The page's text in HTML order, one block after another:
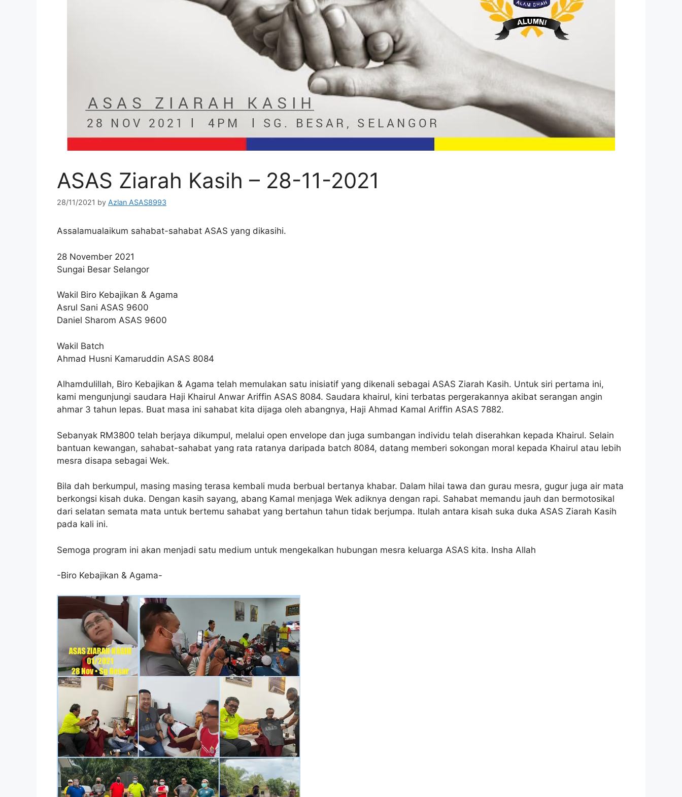
ASAS Ziarah Kasih – 28-11-2021
28/11/2021 by Azlan ASAS8993
Assalamualaikum sahabat-sahabat ASAS yang dikasihi.
28 November 2021
Sungai Besar Selangor
Wakil Biro Kebajikan & Agama
Asrul Sani ASAS 9600
Daniel Sharom ASAS 9600
Wakil Batch
Ahmad Husni Kamaruddin ASAS 8084
Alhamdulillah, Biro Kebajikan & Agama telah memulakan satu inisiatif yang dikenali sebagai ASAS Ziarah Kasih. Untuk siri pertama ini,
kami mengunjungi saudara Haji Khairul Anwar Ariffin ASAS 8084. Saudara khairul, kini terbatas pergerakannya akibat serangan angin
ahmar 3 tahun lepas. Buat masa ini sahabat kita dijaga oleh abangnya, Haji Ahmad Kamal Ariffin ASAS 7882.
Sebanyak RM3800 telah berjaya dikumpul, melalui open envelope dan juga sumbangan individu telah diserahkan kepada Khairul. Selain
bantuan kewangan, sahabat-sahabat yang rata ratanya daripada batch 8084, datang memberi sokongan moral kepada Khairul atau lebih
mesra disapa sebagai Wek.
Bila dah berkumpul, masing masing terasa kembali muda berbual bertanya khabar. Dalam hilai tawa dan gurau mesra, gugur juga air mata
berkongsi kisah duka. Dengan kasih sayang, abang Kamal menjaga Wek adiknya dengan rapi. Sahabat memandu jauh dan bermotosikal
dari selatan semata mata untuk bertemu sahabat yang bertahun tahun tidak berjumpa. Itulah antara kisah suka duka ASAS Ziarah Kasih
pada kali ini.
Semoga program ini akan menjadi satu medium untuk mengekalkan hubungan mesra keluarga ASAS kita. Insha Allah
-Biro Kebajikan & Agama-